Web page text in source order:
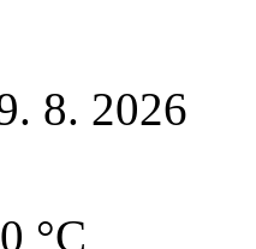
8. 2026
°C